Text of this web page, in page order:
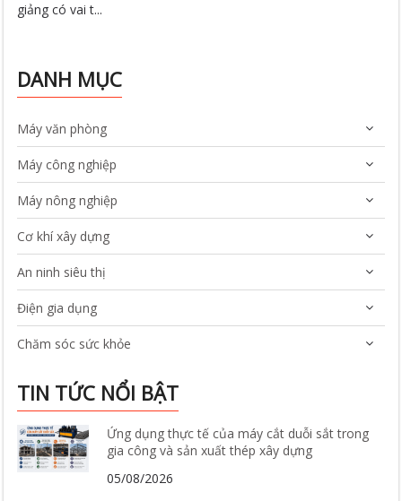
giảng có vai t...
DANH MỤC
Máy văn phòng
Máy công nghiệp
Máy nông nghiệp
Cơ khí xây dựng
An ninh siêu thị
Điện gia dụng
Chăm sóc sức khỏe
TIN TỨC NỔI BẬT
Ứng dụng thực tế của máy cắt duỗi sắt trong
gia công và sản xuất thép xây dựng
05/08/2026